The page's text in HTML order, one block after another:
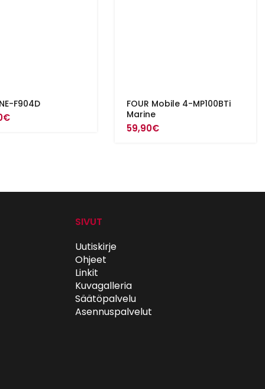
F904D
€
FOUR Mobile 4-MP100BTi
Marine
59,90€
SIVUT
Uutiskirje
Ohjeet
Linkit
Kuvagalleria
Säätöpalvelu
Asennuspalvelut